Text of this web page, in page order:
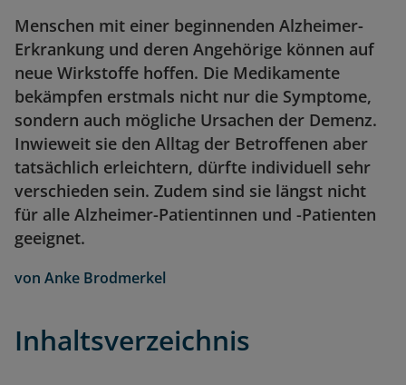
Menschen mit einer beginnenden Alzheimer-
Erkrankung und deren Angehörige können auf
neue Wirkstoffe hoffen. Die Medikamente
bekämpfen erstmals nicht nur die Symptome,
sondern auch mögliche Ursachen der Demenz.
Inwieweit sie den Alltag der Betroffenen aber
tatsächlich erleichtern, dürfte individuell sehr
verschieden sein. Zudem sind sie längst nicht
für alle Alzheimer-Patientinnen und -Patienten
geeignet.
von Anke Brodmerkel
Inhaltsverzeichnis